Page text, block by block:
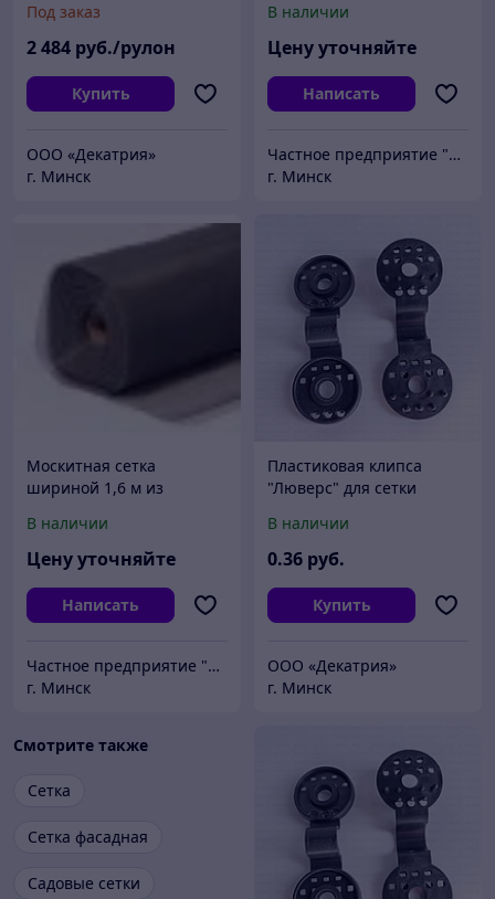
Под заказ
2 484 руб./рулон
Купить
ООО «Декатрия»
г. Минск
подходит для
пластиковых окон
В наличии
Цену уточняйте
Написать
Частное предприятие "ЮЛС БАЙ"
г. Минск
Москитная сетка
шириной 1,6 м из
подходит для
пластиковых окон
В наличии
Цену уточняйте
Написать
Частное предприятие "ЮЛС БАЙ"
г. Минск
Пластиковая клипса
"Люверс" для сетки
В наличии
0.36 руб.
Купить
ООО «Декатрия»
г. Минск
Смотрите также
Сетка
Сетка фасадная
Садовые сетки